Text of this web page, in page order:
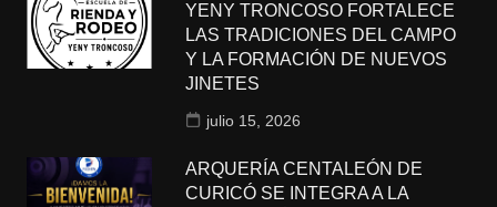
YENY TRONCOSO FORTALECE
LAS TRADICIONES DEL CAMPO
Y LA FORMACIÓN DE NUEVOS
JINETES
julio 15, 2026
ARQUERÍA CENTALEÓN DE
CURICÓ SE INTEGRA A LA